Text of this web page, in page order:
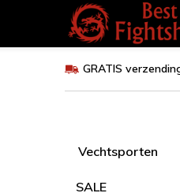
GRATIS
Vechtsporten
SALE